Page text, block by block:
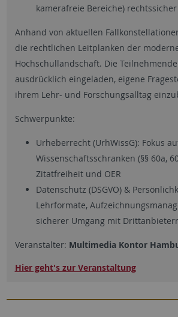
kamerafreie Bereiche)
Anhand von aktuellen
die rechtlichen Leitplanken der
Hochschullandschaft. Die
ausdrücklich eingeladen, eigene
ihrem Lehr- und Forschungsalltag
Schwerpunkte:
Urheberrecht (UrhWissG): Fokus
Wissenschaftsschranken (§§ 60a,
Zitatfreiheit und OER
Datenschutz (DSGVO) &
Lehrformate,
sicherer Umgang mit
Veranstalter: Multimedia Kontor
Hier geht's zur Veranstaltung